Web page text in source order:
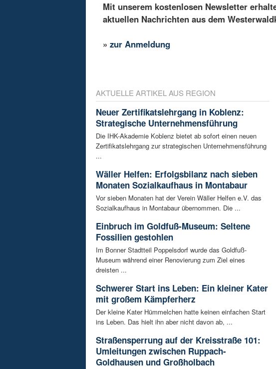
Mit unserem kostenlosen Newsletter
aktuellen Nachrichten aus dem
»zur Anmeldung
AKTUELLE ARTIKEL AUS REGION
Neuer Zertifikatslehrgang in Koblenz:
Strategische Unternehmensführung
Die IHK-Akademie Koblenz bietet ab sofort einen neuen
Zertifikatslehrgang zur strategischen Unternehmensführung
...
Wäller Helfen: Erfolgsbilanz nach sieben
Monaten Sozialkaufhaus in Montabaur
Vor sieben Monaten hat der Verein Wäller Helfen e.V. das
Sozialkaufhaus in Montabaur übernommen. Die ...
Einbruch im Goldfuß-Museum: Seltene
Fossilien gestohlen
Im Bonner Stadtteil Poppelsdorf wurde das Goldfuß-
Museum während einer Renovierung zum Ziel eines
dreisten ...
Schwerer Start ins Leben: Ein kleiner Kater
mit großem Kämpferherz
Der kleine Kater Hümmelchen hatte keinen einfachen Start
ins Leben. Das hielt ihn aber nicht davon ab, ...
Straßensperrung auf der Kreisstraße 101:
Umleitungen zwischen Ruppach-
Goldhausen und Großholbach